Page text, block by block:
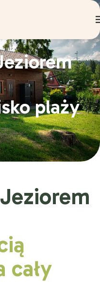
plaży
cały